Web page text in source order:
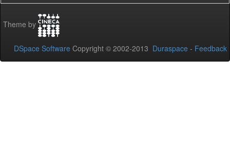
Theme by
DSpace Software Copyright © 2002-2013 Duraspace - Feedback